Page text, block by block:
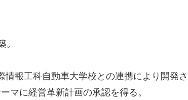
報工科自動車大学校との連携により開発
マに経営革新計画の承認を得る。